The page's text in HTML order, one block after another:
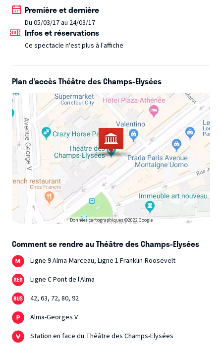
société du Second Empire. Le compositeur, au sommet de
son art, vous entraînera dans un univers d’une irrésistible
drôlerie et d’une grande modernité.
Première et dernière
Du 05/03/17 au 24/03/17
Infos et réservations
Ce spectacle n'est plus à l’affiche
Plan d’accès Théâtre des Champs-Elysées
Données cartographiques ©2022 Google
Comment se rendre au Théâtre des Champs-Elysées
Ligne 9 Alma-Marceau, Ligne 1 Franklin-Roosevelt
Ligne C Pont de l'Alma
42, 63, 72, 80, 92
Alma-Georges V
Station en face du Théâtre des Champs-Elysées